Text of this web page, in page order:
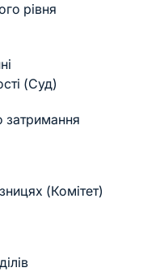
рівня
(Суд)
затримання
(Комітет)